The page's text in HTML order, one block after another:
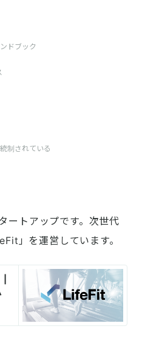
ドブック
制されている
ートアップです。次世代
」を運営しています。